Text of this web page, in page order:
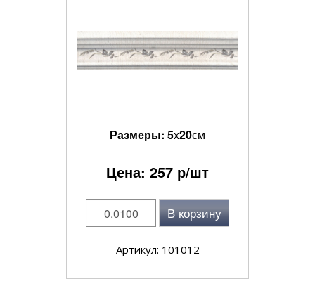
Размеры: 5x20см
Цена: 257 р/шт
В корзину
Артикул: 101012